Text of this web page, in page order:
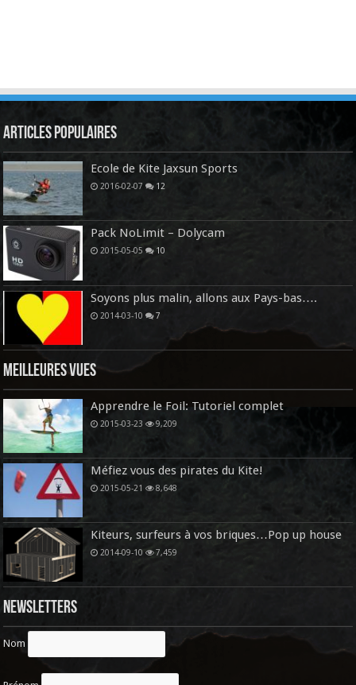
Articles Populaires
Ecole de Kite Jaxsun Sports
2016-02-07 12
Pack NoLimit – Dolycam
2015-05-05 10
Soyons plus malin, allons aux Pays-bas….
2014-03-10 7
Meilleures vues
Apprendre le Foil: Tutoriel complet
2015-03-23 9,209
Méfiez vous des pirates du Kite!
2015-05-21 8,648
Kiteurs, surfeurs à vos briques…Pop up house
2014-09-10 7,459
Newsletters
Nom